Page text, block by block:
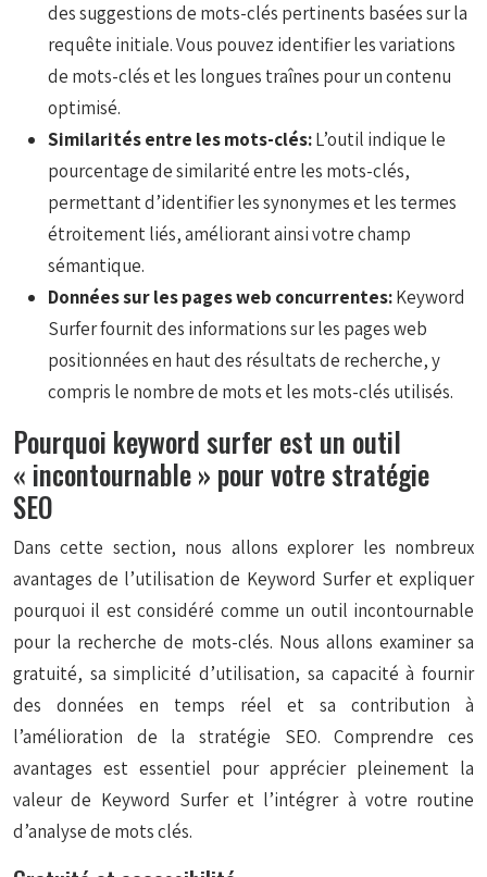
des suggestions de mots-clés pertinents basées sur la
requête initiale. Vous pouvez identifier les variations
de mots-clés et les longues traînes pour un contenu
optimisé.
Similarités entre les mots-clés:L’outil indique le
pourcentage de similarité entre les mots-clés,
permettant d’identifier les synonymes et les termes
étroitement liés, améliorant ainsi votre champ
sémantique.
Données sur les pages web concurrentes:Keyword
Surfer fournit des informations sur les pages web
positionnées en haut des résultats de recherche, y
compris le nombre de mots et les mots-clés utilisés.
Pourquoi keyword surfer est un outil
« incontournable » pour votre stratégie
SEO
Dans cette section, nous allons explorer les nombreux
avantages de l’utilisation de Keyword Surfer et expliquer
pourquoi il est considéré comme un outil incontournable
pour la recherche de mots-clés. Nous allons examiner sa
gratuité, sa simplicité d’utilisation, sa capacité à fournir
des données en temps réel et sa contribution à
l’amélioration de la stratégie SEO. Comprendre ces
avantages est essentiel pour apprécier pleinement la
valeur de Keyword Surfer et l’intégrer à votre routine
d’analyse de mots clés.